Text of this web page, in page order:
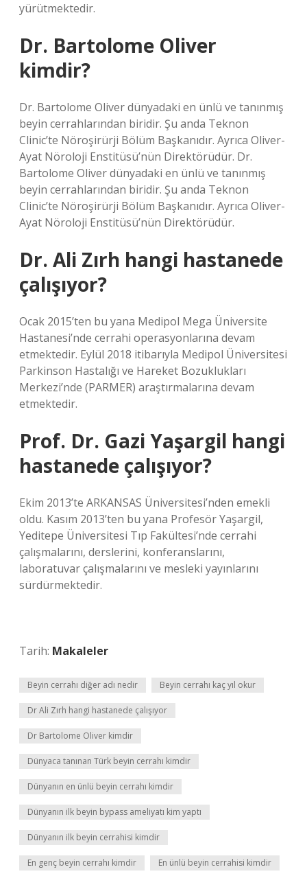
yürütmektedir.
Dr. Bartolome Oliver
kimdir?
Dr. Bartolome Oliver dünyadaki en ünlü ve tanınmış
beyin cerrahlarından biridir. Şu anda Teknon
Clinic’te Nöroşirürji Bölüm Başkanıdır. Ayrıca Oliver-
Ayat Nöroloji Enstitüsü’nün Direktörüdür. Dr.
Bartolome Oliver dünyadaki en ünlü ve tanınmış
beyin cerrahlarından biridir. Şu anda Teknon
Clinic’te Nöroşirürji Bölüm Başkanıdır. Ayrıca Oliver-
Ayat Nöroloji Enstitüsü’nün Direktörüdür.
Dr. Ali Zırh hangi hastanede
çalışıyor?
Ocak 2015’ten bu yana Medipol Mega Üniversite
Hastanesi’nde cerrahi operasyonlarına devam
etmektedir. Eylül 2018 itibarıyla Medipol Üniversitesi
Parkinson Hastalığı ve Hareket Bozuklukları
Merkezi’nde (PARMER) araştırmalarına devam
etmektedir.
Prof. Dr. Gazi Yaşargil hangi
hastanede çalışıyor?
Ekim 2013’te ARKANSAS Üniversitesi’nden emekli
oldu. Kasım 2013’ten bu yana Profesör Yaşargil,
Yeditepe Üniversitesi Tıp Fakültesi’nde cerrahi
çalışmalarını, derslerini, konferanslarını,
laboratuvar çalışmalarını ve mesleki yayınlarını
sürdürmektedir.
Tarih: Makaleler
Beyin cerrahı diğer adı nedir Beyin cerrahı kaç yıl okur
Dr Ali Zırh hangi hastanede çalışıyor
Dr Bartolome Oliver kimdir
Dünyaca tanınan Türk beyin cerrahı kimdir
Dünyanın en ünlü beyin cerrahı kimdir
Dünyanın ilk beyin bypass ameliyatı kim yaptı
Dünyanın ilk beyin cerrahisi kimdir
En genç beyin cerrahı kimdir En ünlü beyin cerrahisi kimdir